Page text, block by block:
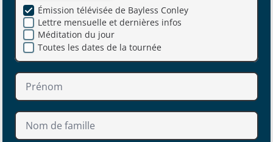
Lettre mensuelle et dernières infos
Méditation du jour
Émission télévisée de Bayless Conley
Toutes les dates de la tournée